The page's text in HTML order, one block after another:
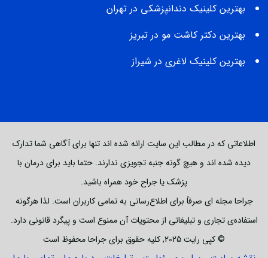
بهترین کلینیک دندانپزشکی در تهران
بهترین دکتر کاشت مو در تبریز
بهترین کلینیک لاغری در شیراز
اطلاعاتی که در مطالب این سایت ارائه شده اند تنها برای آگاهی شما تدارک
دیده شده اند و هیچ گونه جنبه تجویزی ندارند. حتما باید برای درمان با
پزشک یا جراح خود همراه باشید.
جراحا مجله ای صرفاً برای اطلاع‌رسانی به تمامی کاربران است. لذا هرگونه
استفاده‌ی تجاری و تبلیغاتی از محتویات آن ممنوع است و پیگرد قانونی دارد.
© کپی رایت 2025, کلیه حقوق برای جراحا محفوظ است